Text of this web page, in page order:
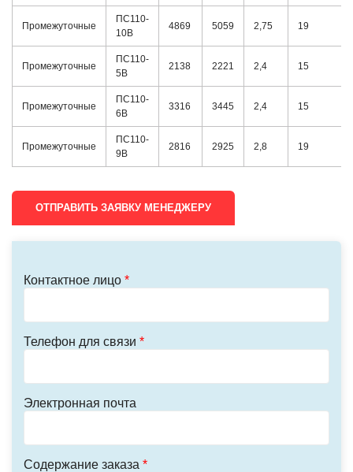
Промежуточные
ПС110-
10В
4869 5059 2,75 19
Промежуточные
ПС110-
5В
2138 2221 2,4 15
Промежуточные
ПС110-
6В
3316 3445 2,4 15
Промежуточные
ПС110-
9В
2816 2925 2,8 19
ОТПРАВИТЬ ЗАЯВКУ МЕНЕДЖЕРУ
Контактное лицо *
Телефон для связи *
Электронная почта
Содержание заказа *